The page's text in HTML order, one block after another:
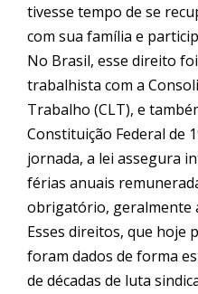
tivesse tempo de se
com sua família e
No Brasil, esse direito
trabalhista com a
Trabalho (CLT), e
Constituição Federal de
jornada, a lei assegura
férias anuais
obrigatório, geralmente
Esses direitos, que hoje
foram dados de forma
de décadas de luta